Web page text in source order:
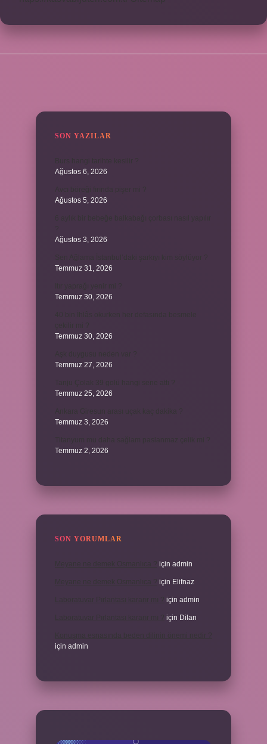
SON YAZILAR
Ağustos 6, 2026
Ağustos 5, 2026
Ağustos 3, 2026
Temmuz 31, 2026
Temmuz 30, 2026
Temmuz 30, 2026
Temmuz 27, 2026
Temmuz 25, 2026
Temmuz 3, 2026
Temmuz 2, 2026
SON YORUMLAR
için admin
için Elifnaz
için admin
için Dilan
için admin